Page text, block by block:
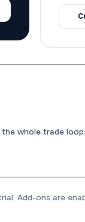
whole trade loop:
Add-ons are